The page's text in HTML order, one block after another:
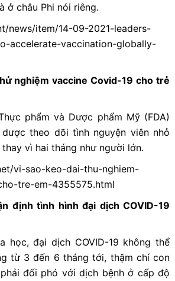
ở châu Phi nói riêng.
news/item/14-09-2021-leaders-
accelerate-vaccination-globally-
nghiệm vaccine Covid-19 cho trẻ
phẩm và Dược phẩm Mỹ (FDA)
theo dõi tình nguyện viên nhỏ
vì hai tháng như người lớn.
vi-sao-keo-dai-thu-nghiem-
tre-em-4355575.html
định tình hình đại dịch COVID-19
học, đại dịch COVID-19 không thể
từ 3 đến 6 tháng tới, thậm chí con
đối phó với dịch bệnh ở cấp độ